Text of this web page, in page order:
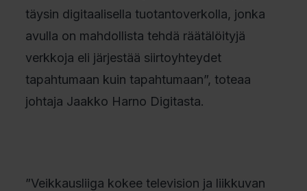
täysin digitaalisella tuotantoverkolla, jonka
avulla on mahdollista tehdä räätälöityjä
verkkoja eli järjestää siirtoyhteydet
tapahtumaan kuin tapahtumaan”, toteaa
johtaja Jaakko Harno Digitasta.
”Veikkausliiga kokee television ja liikkuvan